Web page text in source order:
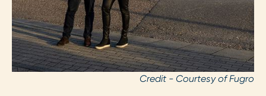
Credit - Courtesy of Fugro